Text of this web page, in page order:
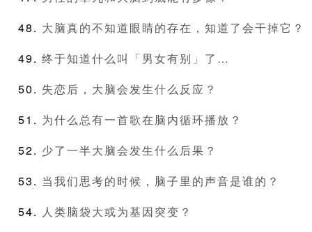
大脑真的不知道眼睛的存在，知道了会干掉它？
终于知道什么叫「男女有别」了…
失恋后，大脑会发生什么反应？
为什么总有一首歌在脑内循环播放？
少了一半大脑会发生什么后果？
当我们思考的时候，脑子里的声音是谁的？
人类脑袋大或为基因突变？